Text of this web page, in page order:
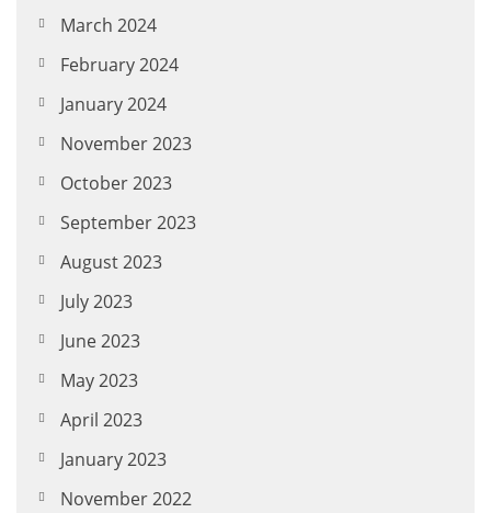
March 2024
February 2024
January 2024
November 2023
October 2023
September 2023
August 2023
July 2023
June 2023
May 2023
April 2023
January 2023
November 2022